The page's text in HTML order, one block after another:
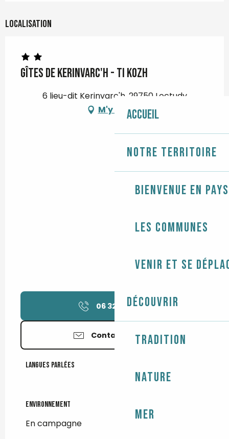
Accueil
Notre territoire
Bienvenue en
Les communes
Venir et se
Découvrir
Tradition
Nature
Mer
Localisation
Gîtes de Kerinvarc'h - Ti Kozh
6 lieu-dit Kerinvarc'h, 29750 Loctudy
M'y rendre
06 32 53 74▒▒
Contactez-nous
Langues parlées
Langues parlées
Environnement
Environnement
En campagne